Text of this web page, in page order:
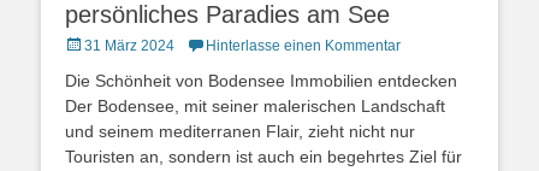
persönliches Paradies am See
Posted
31 März 2024 Hinterlasse einen Kommentar
Die Schönheit von Bodensee Immobilien entdecken
Der Bodensee, mit seiner malerischen Landschaft
und seinem mediterranen Flair, zieht nicht nur
Touristen an, sondern ist auch ein begehrtes Ziel für